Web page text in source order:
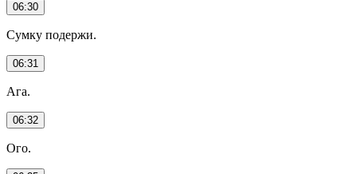
06:30
Сумку подержи.
06:31
Ага.
06:32
Ого.